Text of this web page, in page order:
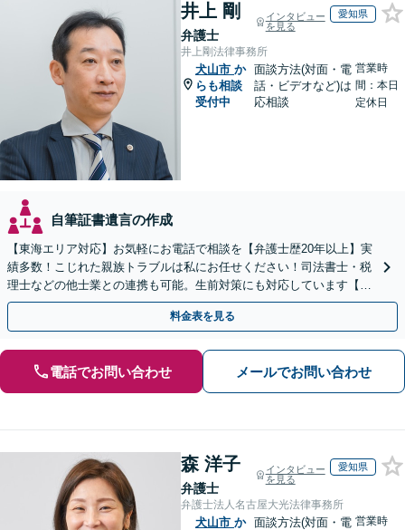
井上 剛
弁護士
インタビュー
を見る
愛知県
井上剛法律事務所
犬山市 か
らも相談
受付中
面談方法(対面・電
話・ビデオなど)は
応相談
営業時
間：本日
定休日
自筆証書遺言の作成
【東海エリア対応】お気軽にお電話で相談を【弁護士歴20年以上】実
績多数！こじれた親族トラブルは私にお任せください！司法書士・税
理士などの他士業との連携も可能。生前対策にも対応しています【夜
間・休日面談可】【完全個室・秘密厳守】
料金表を見る
電話でお問い合わせ メールでお問い合わせ
森 洋子
弁護士
インタビュー
を見る
愛知県
弁護士法人名古屋大光法律事務所
犬山市 か 面談方法(対面・電 営業時